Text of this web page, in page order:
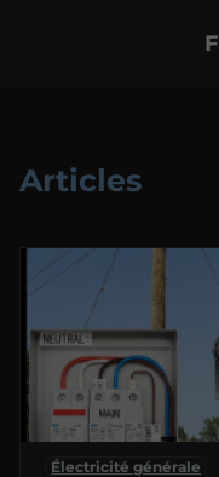
Articles
Électricité générale